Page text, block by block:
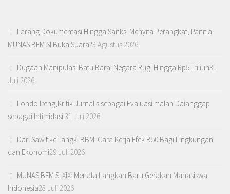
Larang Dokumentasi Hingga Sanksi Menyita Perangkat, Panitia
MUNAS BEM SI Buka Suara?3 Agustus 2026
Dugaan Manipulasi Batu Bara: Negara Rugi Hingga Rp5 Triliun31
Juli 2026
Londo Ireng,Kritik Jurnalis sebagai Evaluasi malah Daianggap
sebagai Intimidasi.31 Juli 2026
Dari Sawit ke Tangki BBM: Cara Kerja Efek B50 Bagi Lingkungan
dan Ekonomi29 Juli 2026
MUNAS BEM SI XIX: Menata Langkah Baru Gerakan Mahasiswa
Indonesia28 Juli 2026